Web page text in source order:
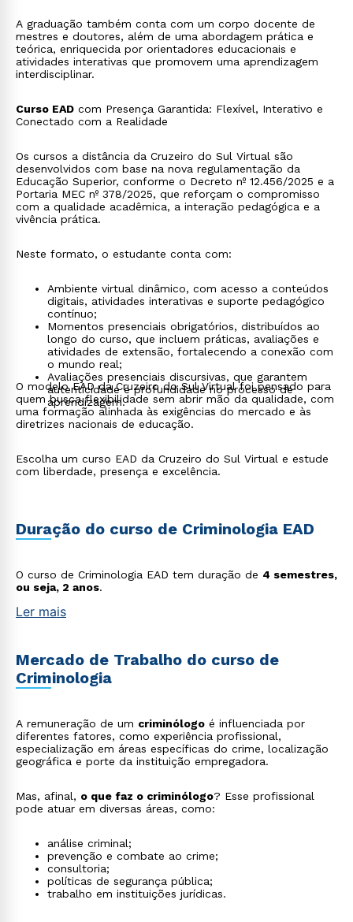
A graduação também conta com um corpo docente de
mestres e doutores, além de uma abordagem prática e
teórica, enriquecida por orientadores educacionais e
atividades interativas que promovem uma aprendizagem
interdisciplinar.
Curso EAD com Presença Garantida: Flexível, Interativo e
Conectado com a Realidade
Os cursos a distância da Cruzeiro do Sul Virtual são
desenvolvidos com base na nova regulamentação da
Educação Superior, conforme o Decreto nº 12.456/2025 e a
Portaria MEC nº 378/2025, que reforçam o compromisso
com a qualidade acadêmica, a interação pedagógica e a
vivência prática.
Neste formato, o estudante conta com:
Ambiente virtual dinâmico, com acesso a conteúdos
digitais, atividades interativas e suporte pedagógico
contínuo;
Momentos presenciais obrigatórios, distribuídos ao
longo do curso, que incluem práticas, avaliações e
atividades de extensão, fortalecendo a conexão com
o mundo real;
Avaliações presenciais discursivas, que garantem
autenticidade e profundidade no processo de
aprendizagem.
O modelo EAD da Cruzeiro do Sul Virtual foi pensado para
quem busca flexibilidade sem abrir mão da qualidade, com
uma formação alinhada às exigências do mercado e às
diretrizes nacionais de educação.
Escolha um curso EAD da Cruzeiro do Sul Virtual e estude
com liberdade, presença e excelência.
Duração do curso de Criminologia EAD
O curso de Criminologia EAD tem duração de 4 semestres,
ou seja, 2 anos.
Ler mais
Mercado de Trabalho do curso de
Criminologia
A remuneração de um criminólogo é influenciada por
diferentes fatores, como experiência profissional,
especialização em áreas específicas do crime, localização
geográfica e porte da instituição empregadora.
Mas, afinal, o que faz o criminólogo? Esse profissional
pode atuar em diversas áreas, como:
análise criminal;
prevenção e combate ao crime;
consultoria;
políticas de segurança pública;
trabalho em instituições jurídicas.